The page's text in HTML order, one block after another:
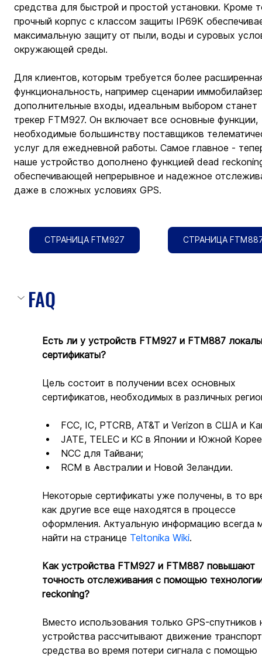
средства для быстрой и простой установки. Кроме
прочный корпус с классом защиты IP69K
максимальную защиту от пыли, воды и суровых
окружающей среды.
Для клиентов, которым требуется более
функциональность, например сценарии
дополнительные входы, идеальным выбором станет
трекер FTM927. Он включает все основные функции,
необходимые большинству поставщиков
услуг для ежедневной работы. Самое главное -
наше устройство дополнено функцией dead
обеспечивающей непрерывное и надежное
даже в сложных условиях GPS.
СТРАНИЦА FTM927 СТРАНИЦА
FAQ
Есть ли у устройств FTM927 и FTM887
сертификаты?
Цель состоит в получении всех основных
сертификатов, необходимых в различных
FCC, IC, PTCRB, AT&T и Verizon в США и
JATE, TELEC и KC в Японии и Южной
NCC для Тайвани;
RCM в Австралии и Новой Зеландии.
Некоторые сертификаты уже получены, в то
как другие все еще находятся в процессе
оформления. Актуальную информацию
найти на странице Teltonika Wiki.
Как устройства FTM927 и FTM887 повышают
точность отслеживания с помощью
reckoning?
Вместо использования только GPS-
устройства рассчитывают движение
средства во время потери сигнала с помощью